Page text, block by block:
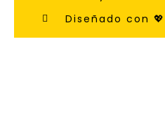
Diseñado con